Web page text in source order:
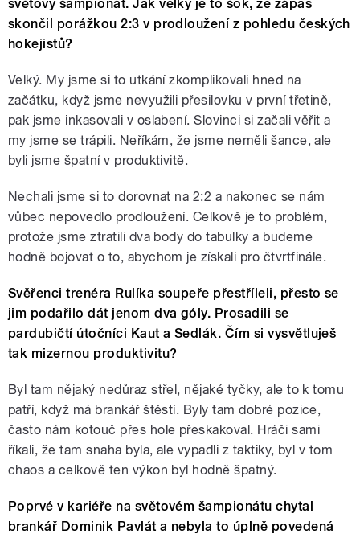
světový šampionát. Jak velký je to šok, že zápas
skončil porážkou 2:3 v prodloužení z pohledu českých
hokejistů?
Velký. My jsme si to utkání zkomplikovali hned na
začátku, když jsme nevyužili přesilovku v první třetině,
pak jsme inkasovali v oslabení. Slovinci si začali věřit a
my jsme se trápili. Neříkám, že jsme neměli šance, ale
byli jsme špatní v produktivitě.
Nechali jsme si to dorovnat na 2:2 a nakonec se nám
vůbec nepovedlo prodloužení. Celkově je to problém,
protože jsme ztratili dva body do tabulky a budeme
hodně bojovat o to, abychom je získali pro čtvrtfinále.
Svěřenci trenéra Rulíka soupeře přestříleli, přesto se
jim podařilo dát jenom dva góly. Prosadili se
pardubičtí útočníci Kaut a Sedlák. Čím si vysvětluješ
tak mizernou produktivitu?
Byl tam nějaký nedůraz střel, nějaké tyčky, ale to k tomu
patří, když má brankář štěstí. Byly tam dobré pozice,
často nám kotouč přes hole přeskakoval. Hráči sami
říkali, že tam snaha byla, ale vypadli z taktiky, byl v tom
chaos a celkově ten výkon byl hodně špatný.
Poprvé v kariéře na světovém šampionátu chytal
brankář Dominik Pavlát a nebyla to úplně povedená